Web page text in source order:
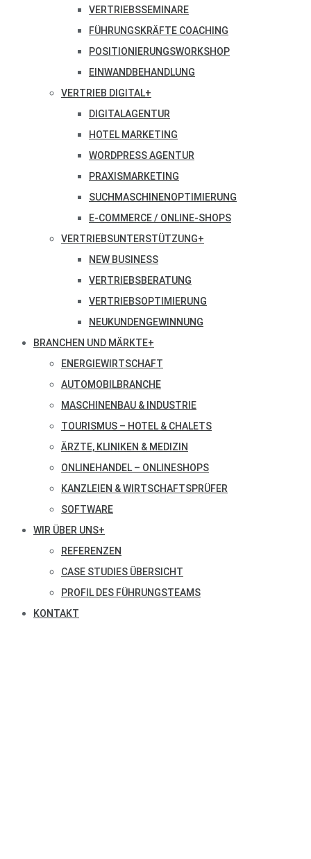
VERTRIEBSSEMINARE
FÜHRUNGSKRÄFTE COACHING
POSITIONIERUNGSWORKSHOP
EINWANDBEHANDLUNG
VERTRIEB DIGITAL+
DIGITALAGENTUR
HOTEL MARKETING
WORDPRESS AGENTUR
PRAXISMARKETING
SUCHMASCHINENOPTIMIERUNG
E-COMMERCE / ONLINE-SHOPS
VERTRIEBSUNTERSTÜTZUNG+
NEW BUSINESS
VERTRIEBSBERATUNG
VERTRIEBSOPTIMIERUNG
NEUKUNDENGEWINNUNG
BRANCHEN UND MÄRKTE+
ENERGIEWIRTSCHAFT
AUTOMOBILBRANCHE
MASCHINENBAU & INDUSTRIE
TOURISMUS – HOTEL & CHALETS
ÄRZTE, KLINIKEN & MEDIZIN
ONLINEHANDEL – ONLINESHOPS
KANZLEIEN & WIRTSCHAFTSPRÜFER
SOFTWARE
WIR ÜBER UNS+
REFERENZEN
CASE STUDIES ÜBERSICHT
PROFIL DES FÜHRUNGSTEAMS
KONTAKT